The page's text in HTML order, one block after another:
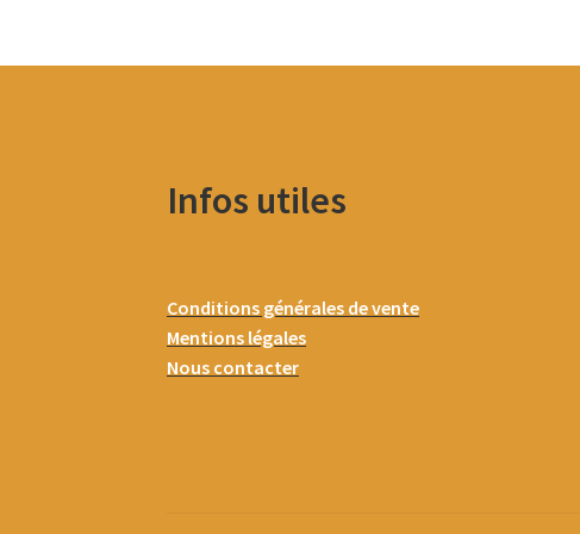
Infos utiles
Conditions générales de vente
Mentions légales
Nous contacter